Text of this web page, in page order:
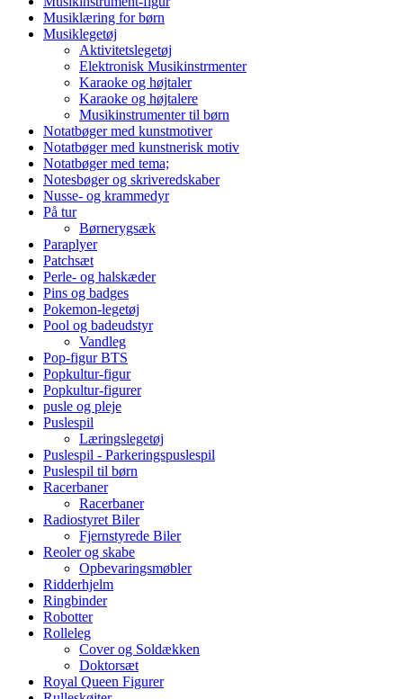
Musiklæring for børn
Musiklegetøj
Aktivitetslegetøj
Elektronisk Musikinstrmenter
Karaoke og højtaler
Karaoke og højtalere
Musikinstrumenter til børn
Notatbøger med kunstmotiver
Notatbøger med kunstnerisk motiv
Notatbøger med tema;
Notesbøger og skriveredskaber
Nusse- og krammedyr
På tur
Børnerygsæk
Paraplyer
Patchsæt
Perle- og halskæder
Pins og badges
Pokemon-legetøj
Pool og badeudstyr
Vandleg
Pop-figur BTS
Popkultur-figur
Popkultur-figurer
pusle og pleje
Puslespil
Læringslegetøj
Puslespil - Parkeringspuslespil
Puslespil til børn
Racerbaner
Racerbaner
Radiostyret Biler
Fjernstyrede Biler
Reoler og skabe
Opbevaringsmøbler
Ridderhjelm
Ringbinder
Robotter
Rolleleg
Cover og Soldækken
Doktorsæt
Royal Queen Figurer